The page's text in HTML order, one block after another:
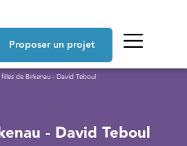
Proposer un projet
filles de Birkenau - David Teboul
- David Teboul